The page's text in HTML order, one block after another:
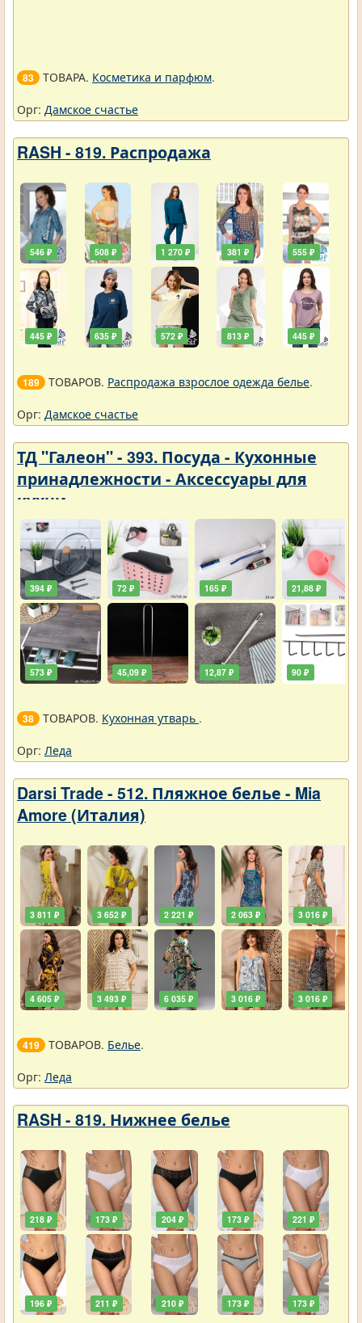
83 ТОВАРА. Косметика и парфюм.
Орг: Дамское счастье
RASH - 819. Распродажа
546 ₽
445 ₽
508 ₽
635 ₽
1 270 ₽
572 ₽
381 ₽
813 ₽
555 ₽
445 ₽
189 ТОВАРОВ. Распродажа взрослое одежда белье.
Орг: Дамское счастье
ТД "Галеон" - 393. Посуда - Кухонные
принадлежности - Аксессуары для
кухни
394 ₽
573 ₽
72 ₽
45,09 ₽
165 ₽
12,87 ₽
21,88 ₽
90 ₽
38 ТОВАРОВ. Кухонная утварь .
Орг: Леда
Darsi Trade - 512. Пляжное белье - Mia
Amore (Италия)
3 811 ₽
4 605 ₽
3 652 ₽
3 493 ₽
2 221 ₽
6 035 ₽
2 063 ₽
3 016 ₽
3 016 ₽
3 016 ₽
419 ТОВАРОВ. Белье.
Орг: Леда
RASH - 819. Нижнее белье
218 ₽
196 ₽
173 ₽
211 ₽
204 ₽
210 ₽
173 ₽
173 ₽
221 ₽
173 ₽